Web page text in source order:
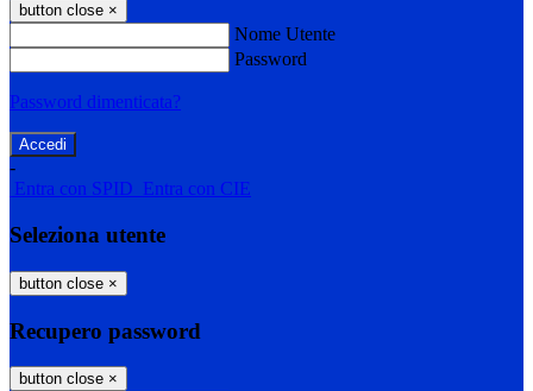
button close ×
Nome Utente
Password
Password dimenticata?
-
Entra con SPID Entra con CIE
Seleziona utente
button close ×
Recupero password
button close ×